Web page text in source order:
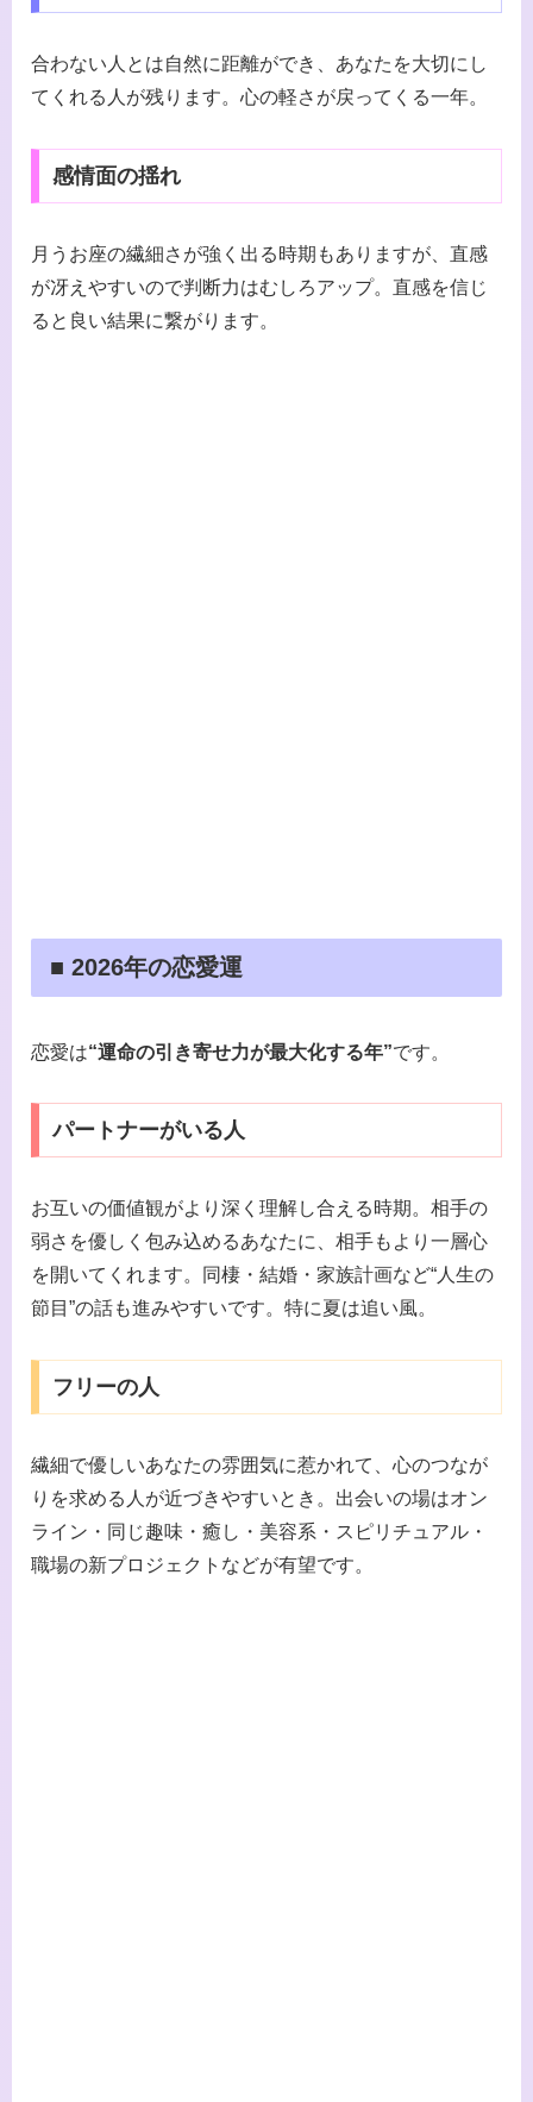
合わない人とは自然に距離ができ、あなたを大切にし
てくれる人が残ります。心の軽さが戻ってくる一年。
感情面の揺れ
月うお座の繊細さが強く出る時期もありますが、直感
が冴えやすいので判断力はむしろアップ。直感を信じ
ると良い結果に繋がります。
■ 2026年の恋愛運
恋愛は“運命の引き寄せ力が最大化する年”です。
パートナーがいる人
お互いの価値観がより深く理解し合える時期。相手の
弱さを優しく包み込めるあなたに、相手もより一層心
を開いてくれます。同棲・結婚・家族計画など“人生の
節目”の話も進みやすいです。特に夏は追い風。
フリーの人
繊細で優しいあなたの雰囲気に惹かれて、心のつなが
りを求める人が近づきやすいとき。出会いの場はオン
ライン・同じ趣味・癒し・美容系・スピリチュアル・
職場の新プロジェクトなどが有望です。